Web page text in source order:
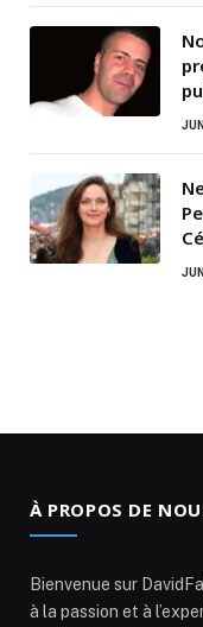
À PROPOS DE
Bienvenue sur
à la passion et à